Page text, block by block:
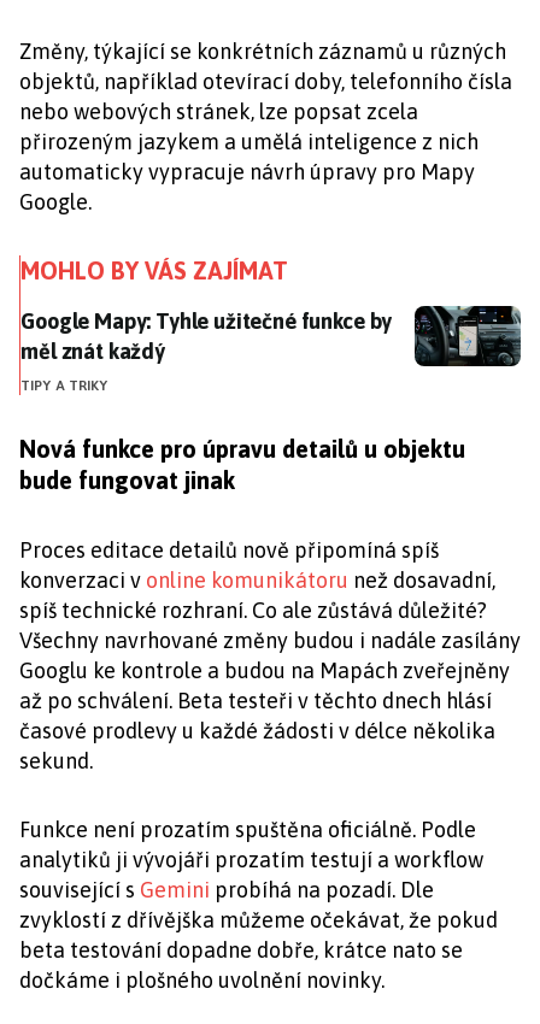
Změny, týkající se konkrétních záznamů u různých
objektů, například otevírací doby, telefonního čísla
nebo webových stránek, lze popsat zcela
přirozeným jazykem a umělá inteligence z nich
automaticky vypracuje návrh úpravy pro Mapy
Google.
MOHLO BY VÁS ZAJÍMAT
Google Mapy: Tyhle užitečné funkce by měl znát
Google Mapy: Tyhle užitečné funkce by
měl znát každý
TIPY A TRIKY
Nová funkce pro úpravu detailů u objektu
bude fungovat jinak
Proces editace detailů nově připomíná spíš
konverzaci v online komunikátoru než dosavadní,
spíš technické rozhraní. Co ale zůstává důležité?
Všechny navrhované změny budou i nadále zasílány
Googlu ke kontrole a budou na Mapách zveřejněny
až po schválení. Beta testeři v těchto dnech hlásí
časové prodlevy u každé žádosti v délce několika
sekund.
Funkce není prozatím spuštěna oficiálně. Podle
analytiků ji vývojáři prozatím testují a workflow
související s Gemini probíhá na pozadí. Dle
zvyklostí z dřívějška můžeme očekávat, že pokud
beta testování dopadne dobře, krátce nato se
dočkáme i plošného uvolnění novinky.